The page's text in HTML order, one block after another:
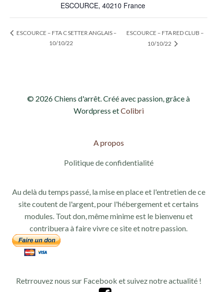
ESCOURCE, 40210 France
ESCOURCE – FTA C SETTER ANGLAIS –
10/10/22
ESCOURCE – FTA RED CLUB –
10/10/22
© 2026 Chiens d'arrêt. Créé avec passion, grâce à
Wordpress etColibri
A propos
Politique de confidentialité
Au delà du temps passé, la mise en place et l'entretien de ce
site coutent de l'argent, pour l'hébergement et certains
modules. Tout don, même minime est le bienvenu et
contribuera à faire vivre ce site et notre passion.
Retrrouvez nous sur Facebook et suivez notre actualité !